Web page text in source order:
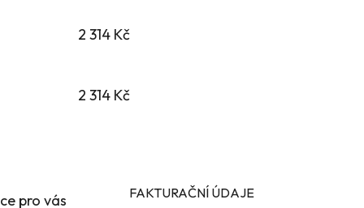
2 314 Kč
2 314 Kč
pro vás FAKTURAČNÍ ÚDAJE